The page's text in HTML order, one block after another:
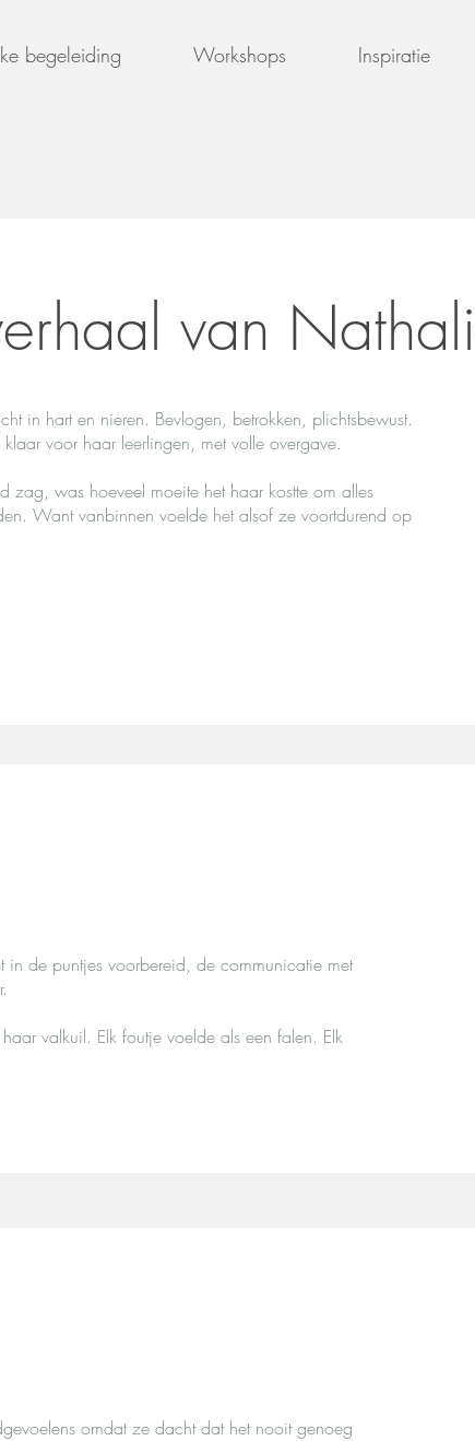
begeleiding Workshops Inspiratie
van
in hart en nieren. Bevlogen, betrokken, plichtsbewust.
voor haar leerlingen, met volle overgave.
zag, was hoeveel moeite het haar kostte om alles
Want vanbinnen voelde het alsof ze voortdurend op
de puntjes voorbereid, de communicatie met
valkuil. Elk foutje voelde als een falen. Elk
omdat ze dacht dat het nooit genoeg